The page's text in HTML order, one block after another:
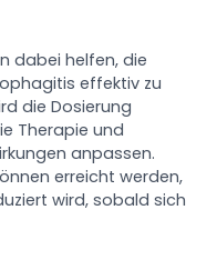
dabei helfen, die
effektiv zu
die Dosierung
Therapie und
anpassen.
erreicht werden,
wird, sobald sich